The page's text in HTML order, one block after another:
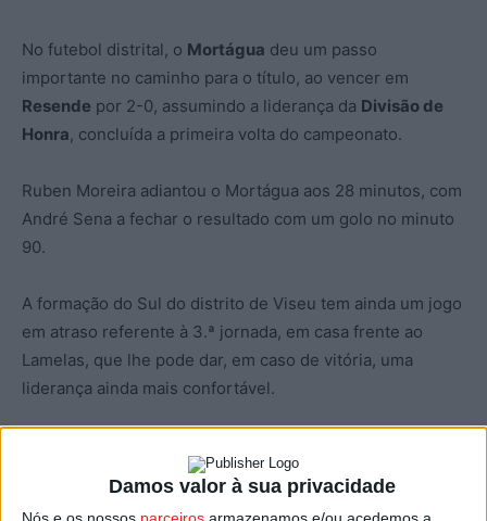
Damos valor à sua privacidade
No futebol distrital, o Mortágua deu um passo
importante no caminho para o título, ao vencer em
Resende por 2-0, assumindo a liderança da Divisão de
Honra, concluída a primeira volta do campeonato.
Ruben Moreira adiantou o Mortágua aos 28 minutos, com
André Sena a fechar o resultado com um golo no minuto
90.
A formação do Sul do distrito de Viseu tem ainda um jogo
em atraso referente à 3.ª jornada, em casa frente ao
Lamelas, que lhe pode dar, em caso de vitória, uma
liderança ainda mais confortável.
feira, 01 de março, data de realização desse jogo em